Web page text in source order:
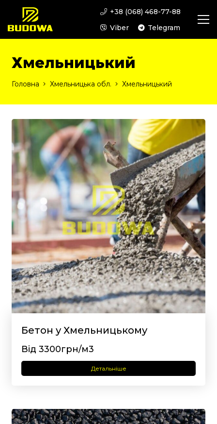
+38 (068) 468-77-88
Viber
Telegram
Хмельницький
Головна Хмельницька обл. Хмельницький
Бетон у Хмельницькому
Від 3300грн/м3
Детальніше